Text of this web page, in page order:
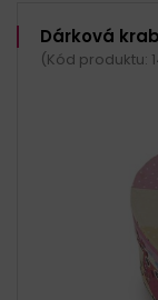
Dárková
(Kód produktu: